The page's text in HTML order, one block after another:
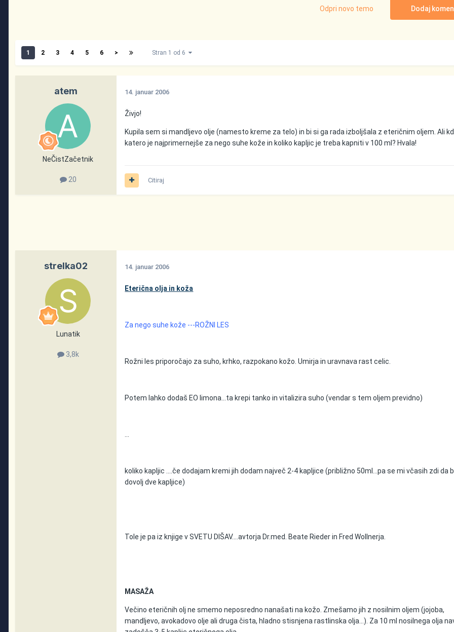
Dodaj
Odpri novo temo
1 2 3 4 5 6 > Stran 1 od 6
atem
NeČistZačetnik
20
14. januar 2006
Živjo!
Kupila sem si mandljevo olje (namesto kreme za telo) in bi si ga rada izboljšala z eteričnim oljem. Ali
katero je najprimernejše za nego suhe kože in koliko kapljic je treba kapniti v 100 ml? Hvala!
Citiraj
strelka02
Lunatik
3,8k
14. januar 2006
Eterična olja in koža
Za nego suhe kože ---ROŽNI LES
Rožni les priporočajo za suho, krhko, razpokano kožo. Umirja in uravnava rast celic.
Potem lahko dodaš EO limona...ta krepi tanko in vitalizira suho (vendar s tem oljem previdno)
...
koliko kapljic ....če dodajam kremi jih dodam največ 2-4 kapljice (približno 50ml...pa se mi včasih zdi da
dovolj dve kapljice)
Tole je pa iz knjige v SVETU DIŠAV....avtorja Dr.med. Beate Rieder in Fred Wollnerja.
MASAŽA
Večino eteričnih olj ne smemo neposredno nanašati na kožo. Zmešamo jih z nosilnim oljem (jojoba,
mandljevo, avokadovo olje ali druga čista, hladno stisnjena rastlinska olja...). Za 10 ml nosilnega olja